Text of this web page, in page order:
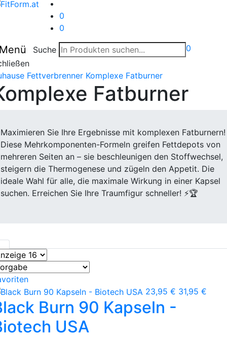
0
0
Suche 0
Fettverbrenner Komplexe Fatburner
Fatburner
Maximieren Sie Ihre Ergebnisse mit komplexen Fatburnern!
Diese Mehrkomponenten-Formeln greifen Fettdepots von
mehreren Seiten an – sie beschleunigen den Stoffwechsel,
steigern die Thermogenese und zügeln den Appetit. Die
ideale Wahl für alle, die maximale Wirkung in einer Kapsel
suchen. Erreichen Sie Ihre Traumfigur schneller! ⚡🏆
23,95 € 31,95 €
Burn 90 Kapseln -
USA